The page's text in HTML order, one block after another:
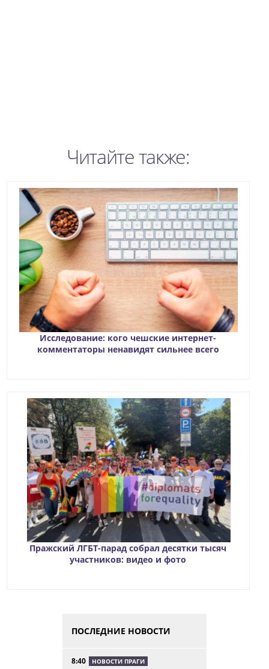
Читайте также:
Исследование: кого чешские интернет-
комментаторы ненавидят сильнее всего
Пражский ЛГБТ-парад собрал десятки тысяч
участников: видео и фото
ПОСЛЕДНИЕ НОВОСТИ
8:40 НОВОСТИ ПРАГИ